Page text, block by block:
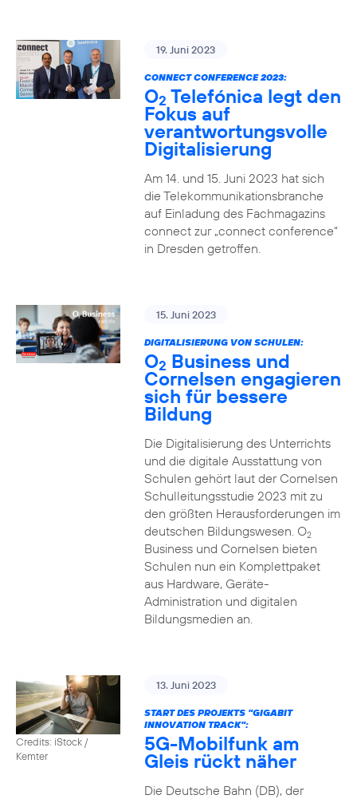
19. Juni 2023
CONNECT CONFERENCE 2023:
O2 Telefónica legt den
Fokus auf
verantwortungsvolle
Digitalisierung
Am 14. und 15. Juni 2023 hat sich
die Telekommunikationsbranche
auf Einladung des Fachmagazins
connect zur „connect conference“
in Dresden getroffen.
15. Juni 2023
DIGITALISIERUNG VON SCHULEN:
O2 Business und
Cornelsen engagieren
sich für bessere
Bildung
Die Digitalisierung des Unterrichts
und die digitale Ausstattung von
Schulen gehört laut der Cornelsen
Schulleitungsstudie 2023 mit zu
den größten Herausforderungen im
deutschen Bildungswesen. O2
Business und Cornelsen bieten
Schulen nun ein Komplettpaket
aus Hardware, Geräte-
Administration und digitalen
Bildungsmedien an.
Credits: iStock /
Kemter
13. Juni 2023
START DES PROJEKTS "GIGABIT
INNOVATION TRACK":
5G-Mobilfunk am
Gleis rückt näher
Die Deutsche Bahn (DB), der